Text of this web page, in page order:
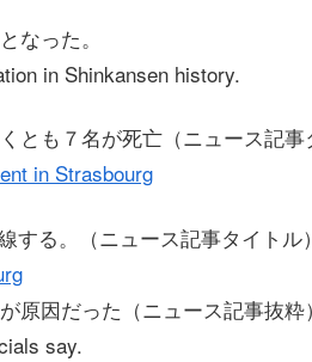
なった。
in Shinkansen history.
も７名が死亡（ニュース記事
in Strasbourg
る。（ニュース記事タイトル）
原因だった（ニュース記事抜粋）
say.